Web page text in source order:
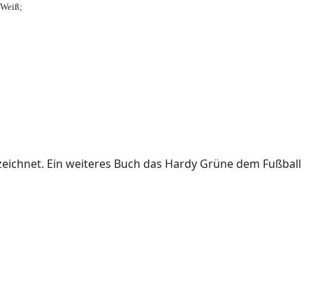
Ein weiteres Buch das Hardy Grüne dem Fußball